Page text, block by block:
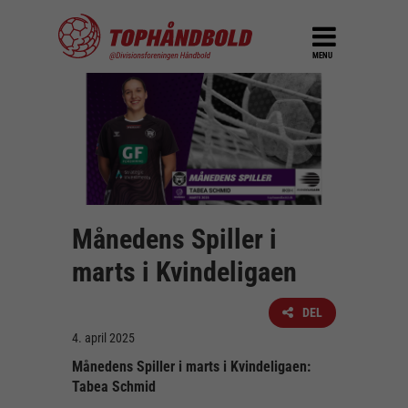
MENU
Månedens Spiller i
marts i Kvindeligaen
DEL
4. april 2025
Månedens Spiller i marts i Kvindeligaen:
Tabea Schmid